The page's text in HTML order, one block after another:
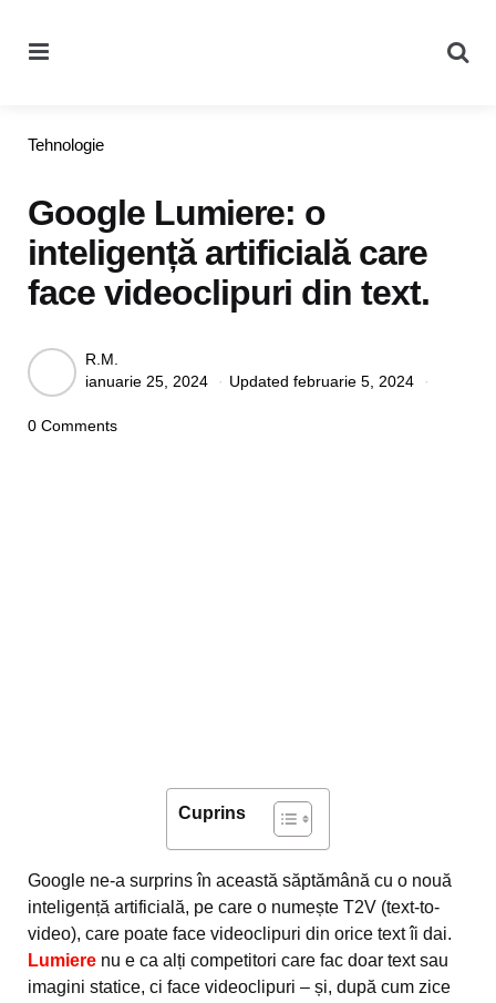
Categories
Tehnologie
Google Lumiere: o
inteligență artificială care
face videoclipuri din text.
Posted
by
R.M.
ianuarie 25, 2024
Updated februarie 5, 2024
0 Comments
Cuprins
Google ne-a surprins în această săptămână cu o nouă
inteligență artificială, pe care o numește T2V (text-to-
video), care poate face videoclipuri din orice text îi dai.
Lumiere nu e ca alți competitori care fac doar text sau
imagini statice, ci face videoclipuri – și, după cum zice